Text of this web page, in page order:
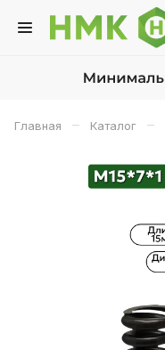
Главная – Каталог –